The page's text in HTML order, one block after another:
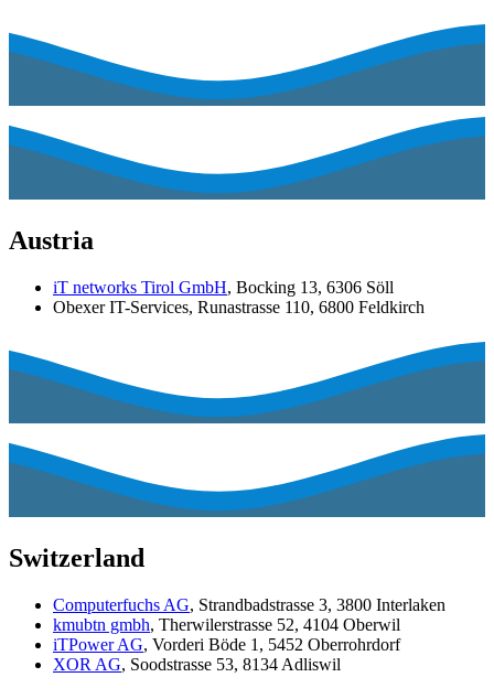
Austria
iT networks Tirol GmbH, Bocking 13, 6306 Söll
Obexer IT-Services, Runastrasse 110, 6800 Feldkirch
Switzerland
Computerfuchs AG, Strandbadstrasse 3, 3800 Interlaken
kmubtn gmbh, Therwilerstrasse 52, 4104 Oberwil
iTPower AG, Vorderi Böde 1, 5452 Oberrohrdorf
XOR AG, Soodstrasse 53, 8134 Adliswil